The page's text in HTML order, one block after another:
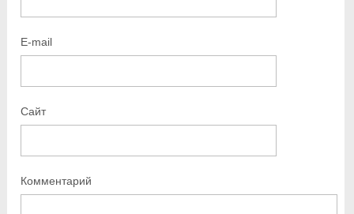
E-mail
Сайт
Комментарий